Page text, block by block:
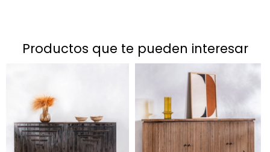
productos que te pueden interesar